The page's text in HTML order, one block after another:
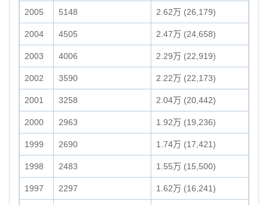
2005 5148 2.62万 (26,179)
2004 4505 2.47万 (24,658)
2003 4006 2.29万 (22,919)
2002 3590 2.22万 (22,173)
2001 3258 2.04万 (20,442)
2000 2963 1.92万 (19,236)
1999 2690 1.74万 (17,421)
1998 2483 1.55万 (15,500)
1997 2297 1.62万 (16,241)